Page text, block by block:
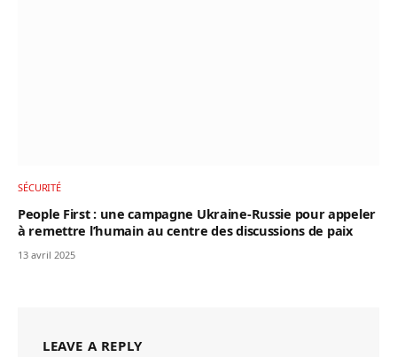
SÉCURITÉ
People First : une campagne Ukraine-Russie pour appeler
à remettre l’humain au centre des discussions de paix
13 avril 2025
LEAVE A REPLY